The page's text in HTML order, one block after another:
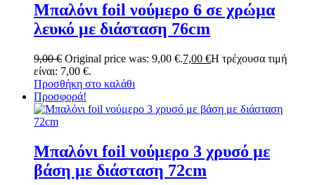
Μπαλόνι foil νούμερο 6 σε χρώμα
λευκό με διάσταση 76cm
9,00€ Original price was: 9,00 €.7,00 €Η τρέχουσα τιμή
είναι: 7,00 €.
Προσθήκη στο καλάθι
Προσφορά!
Μπαλόνι foil νούμερο 3 χρυσό με
βάση με διάσταση 72cm